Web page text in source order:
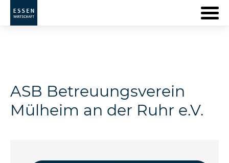
ASB Betreuungsverein
Mülheim an der Ruhr e.V.